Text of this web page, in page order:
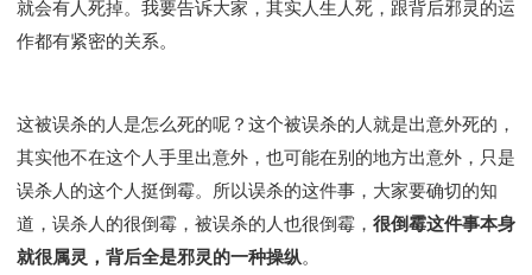
就会有人死掉。我要告诉大家，其实人生人死，跟背后邪灵的运
作都有紧密的关系。
这被误杀的人是怎么死的呢？这个被误杀的人就是出意外死的，
其实他不在这个人手里出意外，也可能在别的地方出意外，只是
误杀人的这个人挺倒霉。所以误杀的这件事，大家要确切的知
道，误杀人的很倒霉，被误杀的人也很倒霉， 很倒霉这件事本身
就很属灵，背后全是邪灵的一种操纵。